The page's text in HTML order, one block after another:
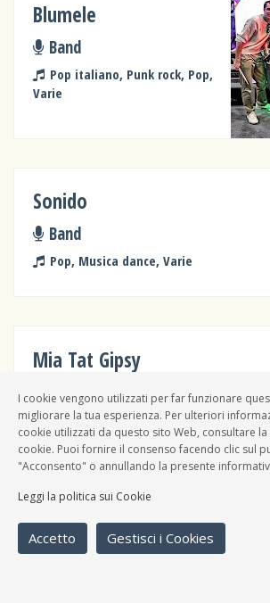
Blumele
Band
Pop italiano, Punk rock, Pop,
Varie
Sonido
Band
Pop, Musica dance, Varie
Mia Tat Gipsy
Band
Jazz, Swing, Varie
David Moriarty
Solista
I cookie vengono utilizzati per far funzionare
migliorare la tua esperienza. Per ulteriori
cookie utilizzati da questo sito Web, consultare
cookie. Puoi fornire il consenso facendo clic sul
"Acconsento" o annullando la presente
Leggi la politica sui Cookie
Accetto Gestisci i Cookies